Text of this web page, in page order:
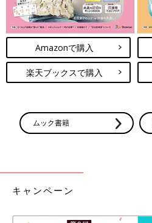
Amazonで購入
楽天ブックスで購入
ムック書籍
キャンペーン